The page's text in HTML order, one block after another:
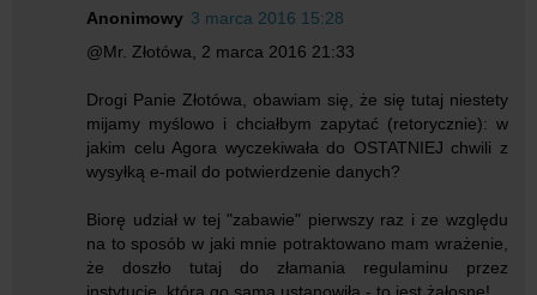
Anonimowy 3 marca 2016 15:28
@Mr. Złotówa, 2 marca 2016 21:33
Drogi Panie Złotówa, obawiam się, że się tutaj niestety
mijamy myślowo i chciałbym zapytać (retorycznie): w
jakim celu Agora wyczekiwała do OSTATNIEJ chwili z
wysyłką e-mail do potwierdzenie danych?
Biorę udział w tej "zabawie" pierwszy raz i ze względu
na to sposób w jaki mnie potraktowano mam wrażenie,
że doszło tutaj do złamania regulaminu przez